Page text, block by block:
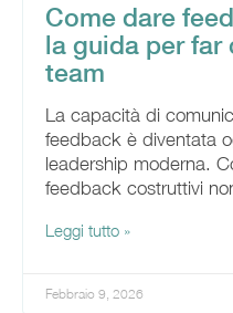
Come dare
la guida per far
team
La capacità di
feedback è diventata
leadership moderna.
feedback costruttivi
Leggi tutto »
Febbraio 9, 2026